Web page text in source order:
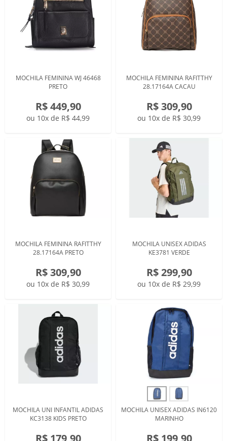
MOCHILA FEMININA WJ 46468
PRETO
R$ 449,90
ou 10x de R$ 44,99
MOCHILA FEMININA RAFITTHY
28.17164A CACAU
R$ 309,90
ou 10x de R$ 30,99
MOCHILA FEMININA RAFITTHY
28.17164A PRETO
R$ 309,90
ou 10x de R$ 30,99
MOCHILA UNISEX ADIDAS
KE3781 VERDE
R$ 299,90
ou 10x de R$ 29,99
MOCHILA UNI INFANTIL ADIDAS
KC3138 KIDS PRETO
R$ 179,90
MOCHILA UNISEX ADIDAS IN6120
MARINHO
R$ 199,90